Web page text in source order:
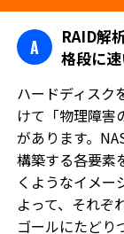
RAID解
格段に速
ハードディスク
けて「物理障害
があります。
構築する各要素
くようなイメー
よって、それぞ
ゴールにたどり